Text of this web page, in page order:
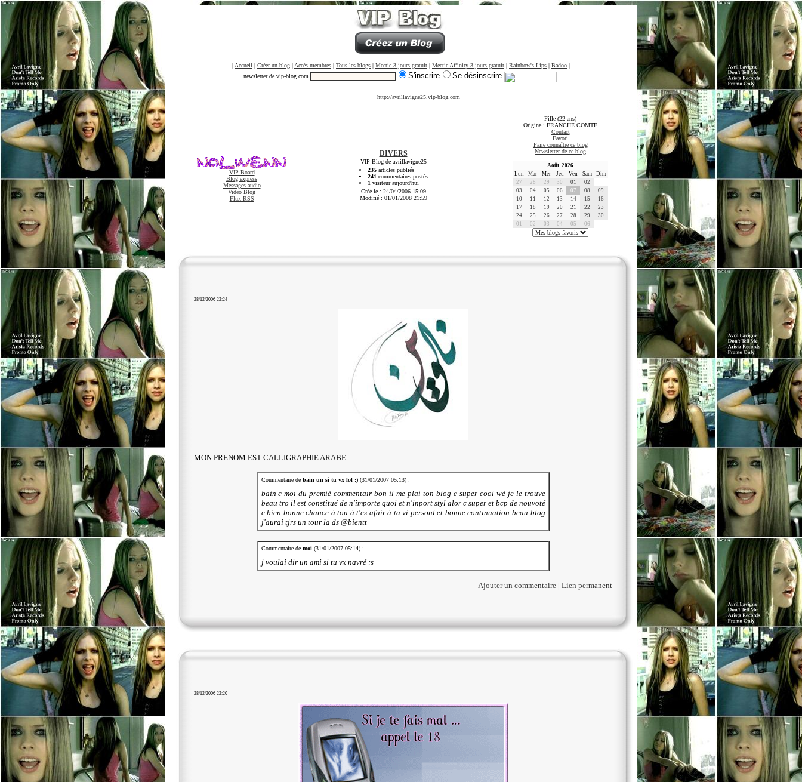
| Accueil | Créer un blog | Accès membres | Tous les blogs | Meetic 3 jours gratuit | Meetic Affinity 3 jours gratuit | Rainbow's Lips | Badoo |
newsletter de vip-blog.com
S'inscrire Se désinscrire
http://avrillavigne25.vip-blog.com
VIP Board
Blog express
Messages audio
Video Blog
Flux RSS
DIVERS
VIP-Blog de avrillavigne25
235articles publiés
241 commentaires postés
1 visiteur aujourd'hui
Créé le : 24/04/2006 15:09
Modifié : 01/01/2008 21:59
Fille (22 ans)
Origine : FRANCHE COMTE
Contact
Favori
Faire connaître ce blog
Newsletter de ce blog
Août 2026
Lun
Mar Mer Jeu Ven Sam
Dim
27
28 29 30 01
02
03
04 05 06 07 08
09
10
11 12 13 14 15
16
17
18 19 20 21 22
23
24
25 26 27 28 29
30
01
02 03 04 05 06
28/12/2006 22:24
MON PRENOM EST CALLIGRAPHIE ARABE
Commentaire de bain un si tu vx lol :)(31/01/2007 05:13) :
bain c moi du premié commentair bon il me plai ton blog c super cool wé je le trouve
beau tro il est constitué de n'importe quoi et n'inport styl alor c super et bcp de nouvoté
c bien bonne chance à tou à t'es afair à ta vi personl et bonne continuation beau blog
j'aurai tjrs un tour la ds @bientt
Commentaire de moi(31/01/2007 05:14) :
j voulai dir un ami si tu vx navré :s
Ajouter un commentaire | Lien permanent
28/12/2006 22:20